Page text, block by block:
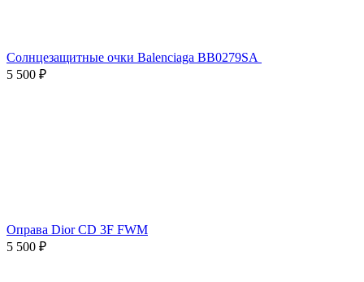
Солнцезащитные очки Balenciaga BB0279SA
5 500 ₽
Оправа Dior CD 3F FWM
5 500 ₽